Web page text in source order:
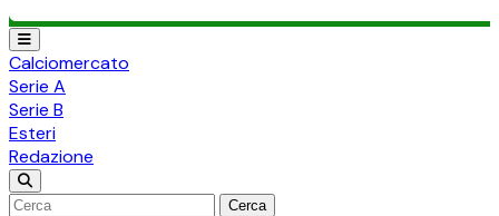
Calciomercato
Serie A
Serie B
Esteri
Redazione
Cerca